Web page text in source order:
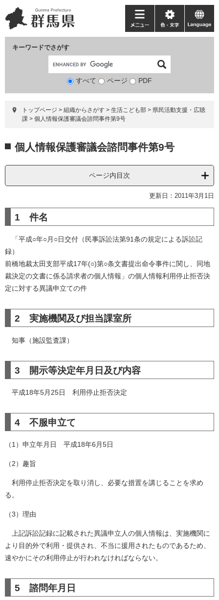
ー
ジ
ニ
ュ
て
キーワードでさがす
検
象
すべて ページ PDF
メ
ニ
ー
色・
文
language
トップページ > 組織からさがす > 生活こども部 > 県民活動支援・広聴
課 > 個人情報保護審議会諮問事件第9号
文 個人情報保護審議会諮問事件第9号
ページ内目次
更新日：2011年3月1日
1 件名
「平成○年○月○日交付（民事訴訟法第91条の規定による訴訟記
録）
前橋地裁太田支部平成17年(○)第○条文書提出命令事件に関し、同地
裁決定の文書に係る請求者の個人情報」の個人情報利用停止拒否決
定に対する異議申立ての件
2 実施機関及び担当課室所
知事（施設監査課）
3 開示等決定年月日及び内容
平成18年5月25日 利用停止拒否決定
4 不服申立て
（1）申立年月日 平成18年6月5日
（2）趣旨
利用停止拒否決定を取り消し、必要な措置を講じることを求め
る。
（3）理由
上記訴訟記録に記載された異議申立人の個人情報は、実施機関に
より目的外で利用・提供され、不当に援用されたものであるため、
速やかにその利用停止が行われなければならない。
5 諮問年月日